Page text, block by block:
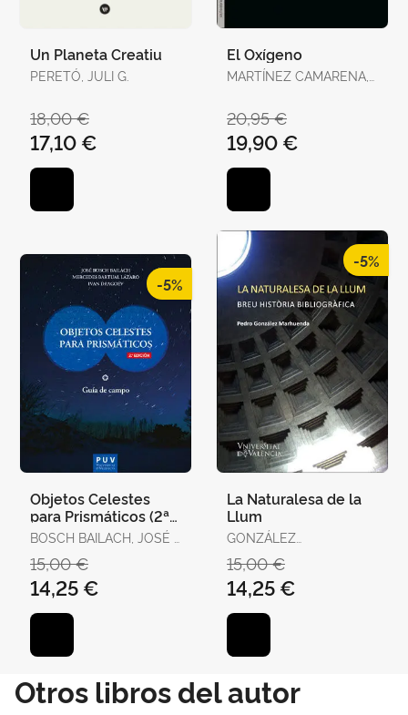
Un Planeta Creatiu
PERETÓ, JULI G.
18,00 €
17,10 €
El Oxígeno
MARTÍNEZ CAMARENA,
20,95 €
19,90 €
-5%
Objetos Celestes
para Prismáticos (2ª
Edición)
BOSCH BAILACH, JOSÉ /
MERCEDES / DRAGOEV,
IVAN
15,00 €
14,25 €
-5%
La Naturalesa de la
Llum
GONZÁLEZ
15,00 €
14,25 €
Otros libros del autor